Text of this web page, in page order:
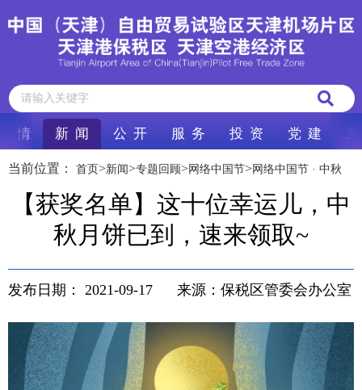
情 新 闻 公 开 服 务 投 资 党 建
当前位置： 首页>新闻>专题回顾>网络中国节>网络中国节 · 中秋
【获奖名单】这十位幸运儿，中
秋月饼已到，速来领取~
发布日期： 2021-09-17 来源：保税区管委会办公室